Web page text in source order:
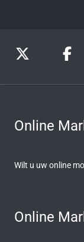
Online
Wilt u uw online
Online